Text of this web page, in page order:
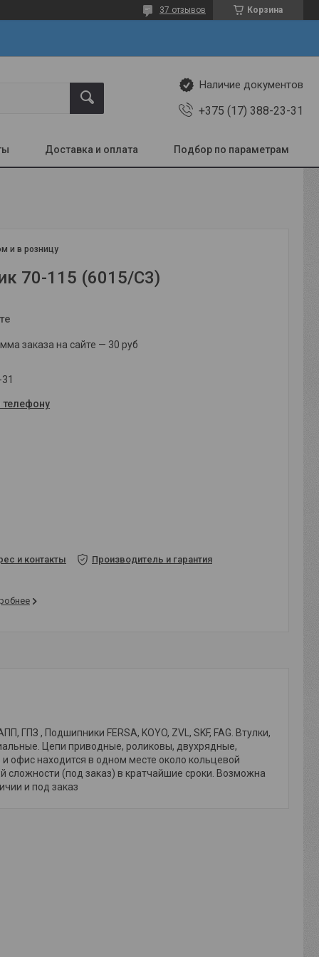
Корзина
37 отзывов
Наличие документов
+375 (17) 388-23-31
Доставка и оплата Подбор по параметрам
и в розницу
70-115 (6015/С3)
заказа на сайте — 30 руб
телефону
и контакты Производитель и гарантия
, Подшипники FERSA, KOYO, ZVL, SKF, FAG. Втулки,
Цепи приводные, роликовы, двухрядные,
находится в одном месте около кольцевой
(под заказ) в кратчайшие сроки. Возможна
и под заказ